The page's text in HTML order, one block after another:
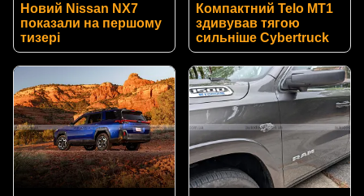
Новий Nissan NX7
показали на першому
тизері
Компактний Telo MT1
здивував тягою
сильніше Cybertruck